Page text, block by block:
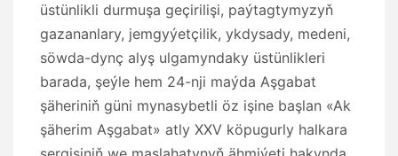
üstünlikli durmuşa geçirilişi, paýtagtymyzyň
gazananlary, jemgyýetçilik, ykdysady, medeni,
söwda-dynç alyş ulgamyndaky üstünlikleri
barada, şeýle hem 24-nji maýda Aşgabat
şäheriniň güni mynasybetli öz işine başlan «Ak
şäherim Aşgabat» atly XXV köpugurly halkara